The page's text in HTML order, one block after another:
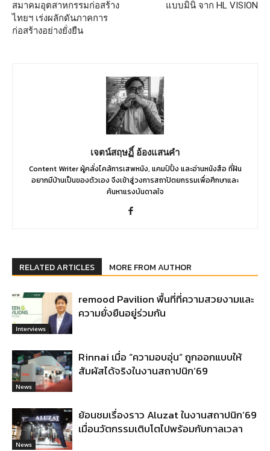
สมาคมอุตสาหกรรมก่อสร้าง
ไทยฯ เร่งผลักดันภาคการ
ก่อสร้างอย่างยั่งยืน
แบบมินิ จาก HL VISION
เจตน์สฤษฏิ์ อ้องแสนคำ
Content Writer ผู้คลั่งไคล้การเสพหนัง, แคมป์ปิ้ง และอ่านหนังสือ ที่ฝัน
อยากมีบ้านเป็นของตัวเอง จึงเข้าสู่วงการสถาปัตยกรรมเพื่อศึกษาและ
ค้นหาแรงบันดาลใจ
RELATED ARTICLES MORE FROM AUTHOR
Interviews
remood Pavilion พื้นที่ที่ความสวยงามและ
ความยั่งยืนอยู่ร่วมกัน
News
Rinnai เมื่อ “ความอบอุ่น” ถูกออกแบบให้
สัมผัสได้จริงในงานสถาปนิก’69
News
ย้อนชมเรื่องราว Aluzat ในงานสถาปนิก’69
เมื่อนวัตกรรมเติบโตไปพร้อมกับกาลเวลา